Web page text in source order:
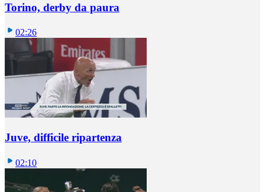
Torino, derby da paura
02:26
Juve, difficile ripartenza
02:10